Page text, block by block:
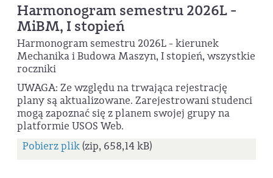
Harmonogram semestru 2026L -
MiBM, I stopień
Harmonogram semestru 2026L - kierunek
Mechanika i Budowa Maszyn, I stopień, wszystkie
roczniki
UWAGA: Ze względu na trwająca rejestrację
plany są aktualizowane. Zarejestrowani studenci
mogą zapoznać się z planem swojej grupy na
platformie USOS Web.
Pobierz plik(zip, 658,14 kB)